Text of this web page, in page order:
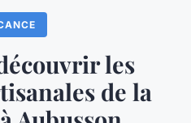
les
de la